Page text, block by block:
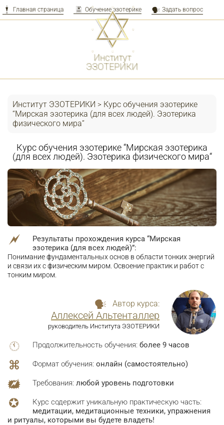
Главная страница Обучение эзотерике Задать вопрос
Институт
ЭЗОТЕРИКИ
Институт ЭЗОТЕРИКИ > Курс обучения эзотерике
“Мирская эзотерика (для всех людей). Эзотерика
физического мира“
Курс обучения эзотерике “Мирская эзотерика
(для всех людей). Эзотерика физического мира“
Результаты прохождения курса “Мирская
эзотерика (для всех людей)”:
Понимание фундаментальных основ в области тонких энергий
и связи их с физическим миром. Освоение практик и работ с
тонким миром.
Автор курса:
Аллексей Альтенталлер
руководитель Института ЭЗОТЕРИКИ
Продолжительность обучения: более 9 часов
Формат обучения: онлайн (самостоятельно)
Требования: любой уровень подготовки
Курс содержит уникальную практическую часть:
медитации, медитационные техники, упражнения
и ритуалы, которыми вы будете владеть!